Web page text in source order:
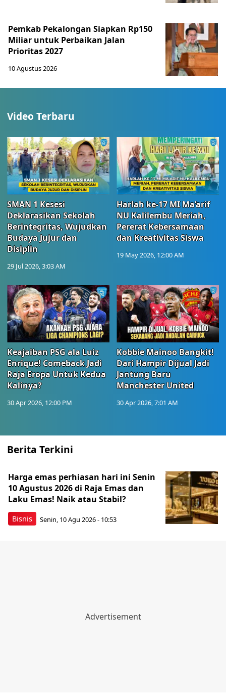
Pemkab Pekalongan Siapkan Rp150
Miliar untuk Perbaikan Jalan
Prioritas 2027
10 Agustus 2026
Video Terbaru
SMAN 1 Kesesi
Deklarasikan Sekolah
Berintegritas, Wujudkan
Budaya Jujur dan
Disiplin
29 Jul 2026, 3:03 AM
Harlah ke-17 MI Ma’arif
NU Kalilembu Meriah,
Pererat Kebersamaan
dan Kreativitas Siswa
19 May 2026, 12:00 AM
Keajaiban PSG ala Luiz
Enrique! Comeback Jadi
Raja Eropa Untuk Kedua
Kalinya?
30 Apr 2026, 12:00 PM
Kobbie Mainoo Bangkit!
Dari Hampir Dijual Jadi
Jantung Baru
Manchester United
30 Apr 2026, 7:01 AM
Berita Terkini
Bisnis
Harga emas perhiasan hari ini Senin
10 Agustus 2026 di Raja Emas dan
Laku Emas! Naik atau Stabil?
Senin, 10 Agu 2026 - 10:53